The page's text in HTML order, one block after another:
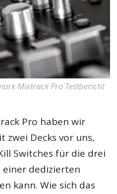
Mixtrack Pro Testbericht
Pro haben wir
zwei Decks vor uns,
Switches für die drei
einer dedizierten
kann. Wie sich das